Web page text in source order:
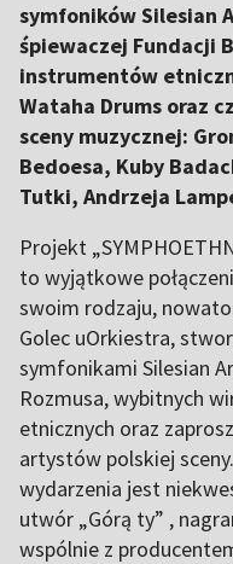
symfoników Silesian
śpiewaczej Fundacji
instrumentów
Wataha Drums oraz
sceny muzycznej:
Bedoesa, Kuby
Tutki, Andrzeja
Projekt
to wyjątkowe
swoim rodzaju,
Golec uOrkiestra,
symfonikami Silesian
Rozmusa, wybitnych
etnicznych oraz
artystów polskiej
wydarzenia jest
utwór „Górą ty” ,
wspólnie z